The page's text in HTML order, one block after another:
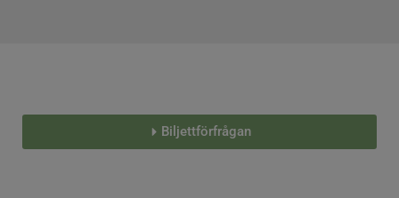
Biljettförfrågan